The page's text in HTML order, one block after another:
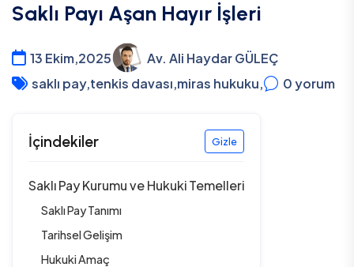
Saklı Payı Aşan Hayır İşleri
13 Ekim,2025
Av. Ali Haydar GÜLEÇ
saklı pay,tenkis davası,miras hukuku, 0yorum
İçindekiler Gizle
Saklı Pay Kurumu ve Hukuki Temelleri
Saklı Pay Tanımı
Tarihsel Gelişim
Hukuki Amaç